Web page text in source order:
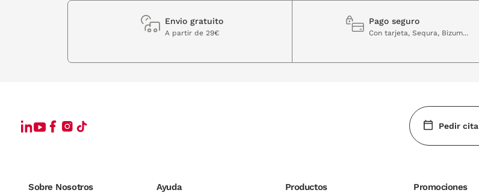
Envio gratuito
A partir de 29€
Pago seguro
Con tarjeta, Sequra, Bizum...
Pedir cita
Sobre Nosotros Ayuda Productos Promociones